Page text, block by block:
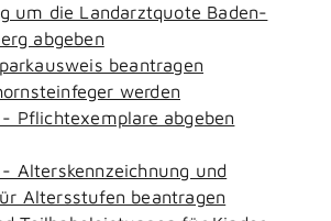
um die Landarztquote Baden-
abgeben
beantragen
werden
Pflichtexemplare abgeben
Alterskennzeichnung und
Altersstufen beantragen